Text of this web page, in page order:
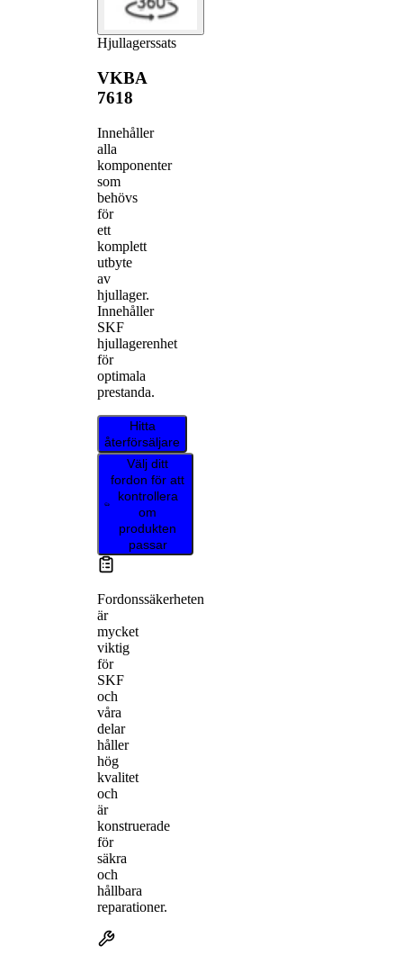
Hjullagerssats
VKBA
7618
Innehåller
alla
komponenter
som
behövs
för
ett
komplett
utbyte
av
hjullager.
Innehåller
SKF
hjullagerenhet
för
optimala
prestanda.
Hitta
återförsäljare
Välj ditt
fordon för att
kontrollera
om
produkten
passar
Fordonssäkerheten
är
mycket
viktig
för
SKF
och
våra
delar
håller
hög
kvalitet
och
är
konstruerade
för
säkra
och
hållbara
reparationer.